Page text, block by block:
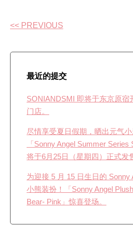
<< PREVIOUS
最近的提交
SONIANDSMI 即将于东京原宿
门店。
尽情享受夏日假期，晒出元气
「Sonny Angel Summer Series
将于6月25日（星期四）正式发
为迎接 5 月 15 日生日的 Sonny
小熊装扮！「Sonny Angel
Bear- Pink」惊喜登场。